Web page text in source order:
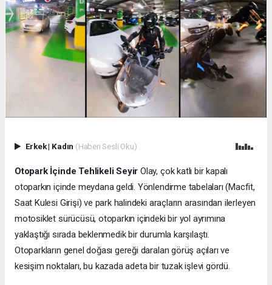
Erkek| Kadın (Haberi Sesli Oku)
Otopark İçinde Tehlikeli Seyir Olay, çok katlı bir kapalı
otoparkın içinde meydana geldi. Yönlendirme tabelaları (Macfit,
Saat Kulesi Girişi) ve park halindeki araçların arasından ilerleyen
motosiklet sürücüsü, otoparkın içindeki bir yol ayrımına
yaklaştığı sırada beklenmedik bir durumla karşılaştı.
Otoparkların genel doğası gereği daralan görüş açıları ve
kesişim noktaları, bu kazada adeta bir tuzak işlevi gördü.